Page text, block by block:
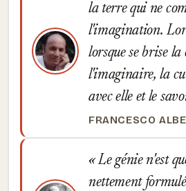
la terre qui ne
l'imagination.
lorsque se brise
l'imaginaire, la
avec elle et le
FRANCESCO
Le génie n'est
nettement